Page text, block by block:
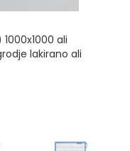
ali
lakirano ali